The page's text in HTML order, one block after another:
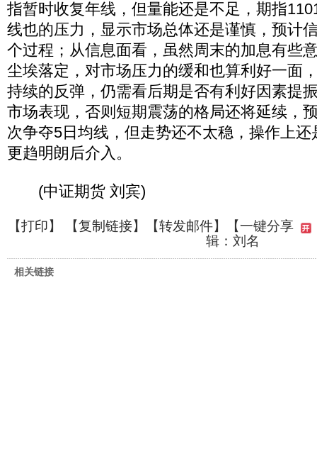
指暂时收复年线，但量能还是不足，期指
线也的压力，显示市场总体还是谨慎，预计
个过程；从信息面看，虽然周末的加息有些
尘埃落定，对市场压力的缓和也算利好一面
持续的反弹，仍需看后期是否有利好因素提
市场表现，否则短期震荡的格局还将延续，
次争夺5日均线，但走势还不太稳，操作上
更趋明朗后介入。
(中证期货 刘宾)
【打印】 【复制链接】【转发邮件】
【一键分享
辑：刘名
相关链接